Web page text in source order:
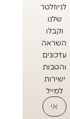
לניוזלטר
שלנו
וקבלו
השראה
עדכונים
והטבות
ישירות
למייל